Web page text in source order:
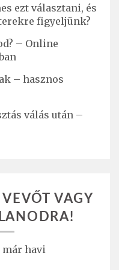
ezt választani, és
figyeljünk?
– Online
– hasznos
válás után –
VAGY
már havi